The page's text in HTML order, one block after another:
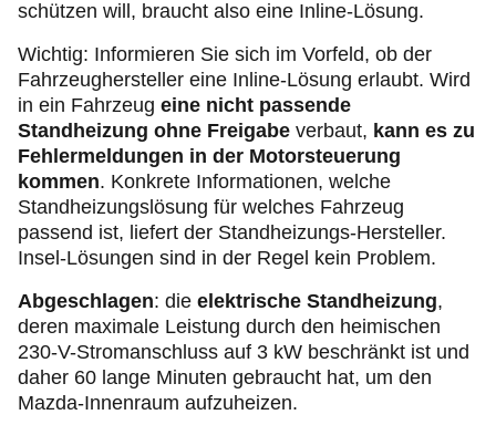
schützen will, braucht also eine Inline-Lösung.
Wichtig: Informieren Sie sich im Vorfeld, ob der
Fahrzeughersteller eine Inline-Lösung erlaubt. Wird
in ein Fahrzeug eine nicht passende
Standheizung ohne Freigabe verbaut, kann es zu
Fehlermeldungen in der Motorsteuerung
kommen. Konkrete Informationen, welche
Standheizungslösung für welches Fahrzeug
passend ist, liefert der Standheizungs-Hersteller.
Insel-Lösungen sind in der Regel kein Problem.
Abgeschlagen: die elektrische Standheizung,
deren maximale Leistung durch den heimischen
230-V-Stromanschluss auf 3 kW beschränkt ist und
daher 60 lange Minuten gebraucht hat, um den
Mazda-Innenraum aufzuheizen.